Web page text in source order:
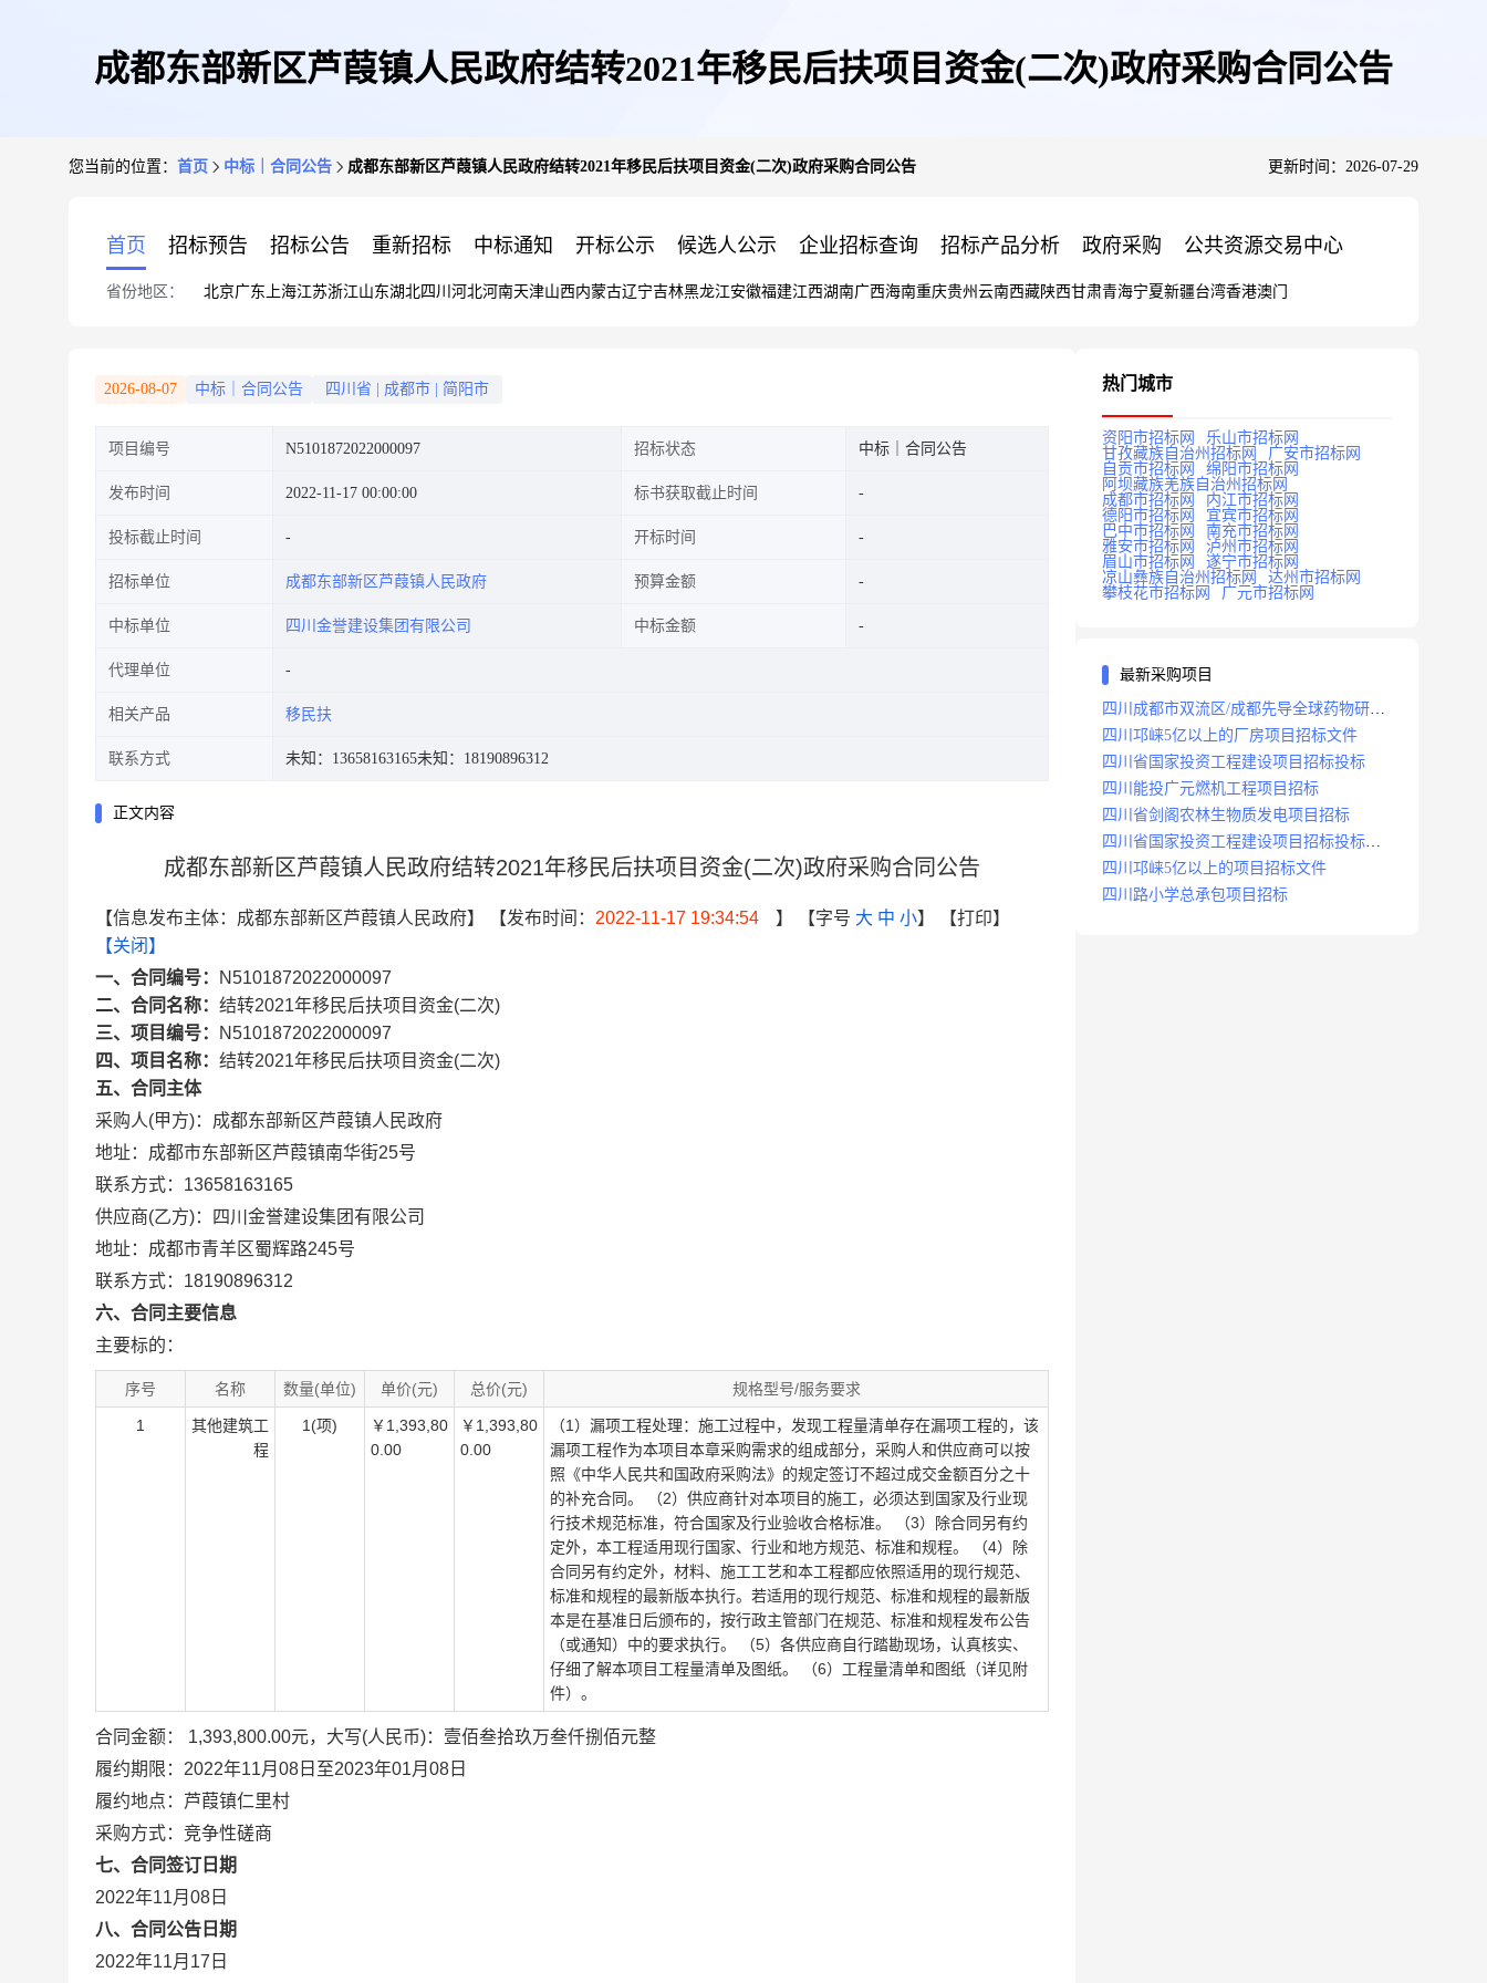
成都东部新区芦葭镇人民政府结转2021年移民后扶项目资金(二次)政府采购合同公告
您当前的位置： 首页 中标｜合同公告 成都东部新区芦葭镇人民政府结转2021年移民后扶项目资金(二次)政府采购合同公告 更新时间：2026-07-29
首页 招标预告 招标公告 重新招标 中标通知 开标公示 候选人公示 企业招标查询 招标产品分析 政府采购 公共资源交易中心
省份地区： 北京广东 上海江苏浙江山东湖北四川 河北河南天津山西内蒙古辽宁吉林黑龙江安徽福建江西湖南广西海南重庆贵州 云南西藏陕西甘肃青海宁夏新疆台湾香港澳门
2026-08-07 中标｜合同公告 四川省 成都市 简阳市
项目编号 N5101872022000097 招标状态 中标｜合同公告
发布时间 2022-11-17 00:00:00 标书获取截止时间
投标截止时间 开标时间
招标单位 成都东部新区芦葭镇人民政府 预算金额
中标单位 四川金誉建设集团有限公司 中标金额
代理单位
相关产品 移民扶
联系方式 未知：13658163165未知：18190896312
正文内容
成都东部新区芦葭镇人民政府结转2021年移民后扶项目资金(二次)政府采购合同公告
【信息发布主体：成都东部新区芦葭镇人民政府】 【发布时间： 2022-11-17 19:34:54 】 【字号 大 中 小】
【打印】
【关闭】
一、合同编号：
N5101872022000097
二、合同名称： 结转2021年移民后扶项目资金(二次)
三、项目编号：
N5101872022000097
四、项目名称： 结转2021年移民后扶项目资金(二次)
五、合同主体
采购人(甲方)：成都东部新区芦葭镇人民政府
地址：成都市东部新区芦葭镇南华街25号
联系方式：13658163165
供应商(乙方)：四川金誉建设集团有限公司
地址：成都市青羊区蜀辉路245号
联系方式：18190896312
六、合同主要信息
主要标的：
序号 名称 数量(单位) 单价(元) 总价(元) 规格型号/服务要求
1
其他建筑工
程
1(项)
￥1,393,80
0.00
￥1,393,80
0.00
（1）漏项工程处理：施工过程中，发现工程量清单存在漏项工程的，该
漏项工程作为本项目本章采购需求的组成部分，采购人和供应商可以按
照《中华人民共和国政府采购法》的规定签订不超过成交金额百分之十
的补充合同。 （2）供应商针对本项目的施工，必须达到国家及行业现
行技术规范标准，符合国家及行业验收合格标准。 （3）除合同另有约
定外，本工程适用现行国家、行业和地方规范、标准和规程。 （4）除
合同另有约定外，材料、施工工艺和本工程都应依照适用的现行规范、
标准和规程的最新版本执行。若适用的现行规范、标准和规程的最新版
本是在基准日后颁布的，按行政主管部门在规范、标准和规程发布公告
（或通知）中的要求执行。 （5）各供应商自行踏勘现场，认真核实、
仔细了解本项目工程量清单及图纸。 （6）工程量清单和图纸（详见附
件）。
合同金额： 1,393,800.00元，大写(人民币)：壹佰叁拾玖万叁仟捌佰元整
履约期限：2022年11月08日至2023年01月08日
履约地点：芦葭镇仁里村
采购方式：竞争性磋商
七、合同签订日期
2022年11月08日
八、合同公告日期
2022年11月17日
热门城市
资阳市招标网
乐山市招标网
甘孜藏族自治州招标网
广安市招标网
自贡市招标网
绵阳市招标网
阿坝藏族羌族自治州招标网
成都市招标网
内江市招标网
德阳市招标网
宜宾市招标网
巴中市招标网
南充市招标网
雅安市招标网
泸州市招标网
眉山市招标网
遂宁市招标网
凉山彝族自治州招标网
达州市招标网
攀枝花市招标网
广元市招标网
最新采购项目
四川成都市双流区/成都先导全球药物研发
生产基地(一期)(dj)项目招标标段
四川邛崃5亿以上的厂房项目招标文件
四川省国家投资工程建设项目招标投标
四川能投广元燃机工程项目招标
四川省剑阁农林生物质发电项目招标
四川省国家投资工程建设项目招标投标
2008年版
四川邛崃5亿以上的项目招标文件
四川路小学总承包项目招标